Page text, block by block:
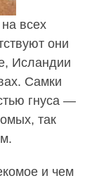
всех
они
Исландии
Самки
гнуса —
так
и чем